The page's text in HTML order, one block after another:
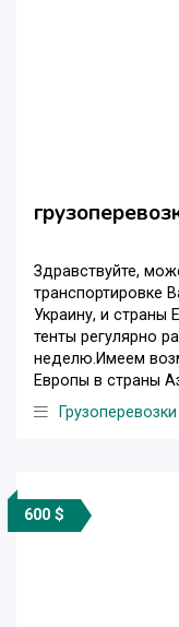
Здравствуйте,
транспортировке
Украину, и
тенты регулярно
неделю.Имеем
Европы в страны
Грузоперевозки
600 $